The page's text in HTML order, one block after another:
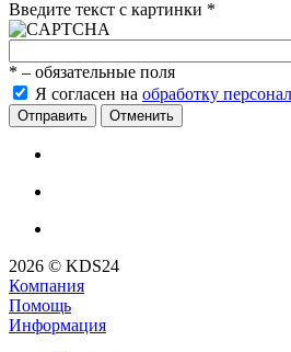
Введите текст с картинки *
* – обязательные поля
Я согласен на обработку
Отменить
2026 © KDS24
Компания
Помощь
Информация